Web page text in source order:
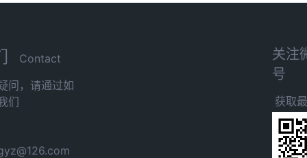
Contact
问，请通过如
们
关注
号
获取